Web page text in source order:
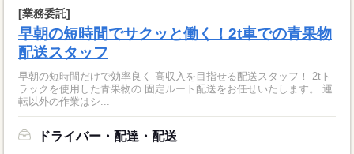
[業務委託]
早朝の短時間でサクッと働く！2t車での青果物
配送スタッフ
早朝の短時間だけで効率良く 高収入を目指せる配送スタッフ！ 2tト
ラックを使用した青果物の 固定ルート配送をお任せいたします。 運
転以外の作業はシ...
ドライバー・配達・配送